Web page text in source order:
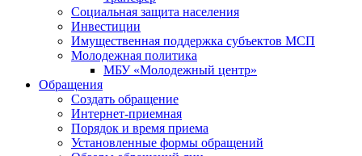
Социальная защита населения
Инвестиции
Имущественная поддержка субъектов МСП
Молодежная политика
МБУ «Молодежный центр»
Обращения
Создать обращение
Интернет-приемная
Порядок и время приема
Установленные формы обращений